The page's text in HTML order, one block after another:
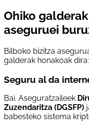
Ohiko
aseguruei
Bilboko bizitza
galderak honakoak dira:
Seguru al da
Bai. Aseguratzaileek
Zuzendaritza (DGSFP)
babesteko sistema